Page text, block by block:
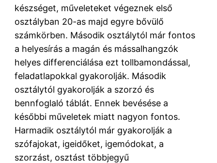
készséget, műveleteket végeznek első
osztályban 20-as majd egyre bővülő
számkörben. Második osztálytól már fontos
a helyesírás a magán és mássalhangzók
helyes differenciálása ezt tollbamondással,
feladatlapokkal gyakorolják. Második
osztálytól gyakorolják a szorzó és
bennfoglaló táblát. Ennek bevésése a
későbbi műveletek miatt nagyon fontos.
Harmadik osztálytól már gyakorolják a
szófajokat, igeidőket, igemódokat, a
szorzást, osztást többjegyű